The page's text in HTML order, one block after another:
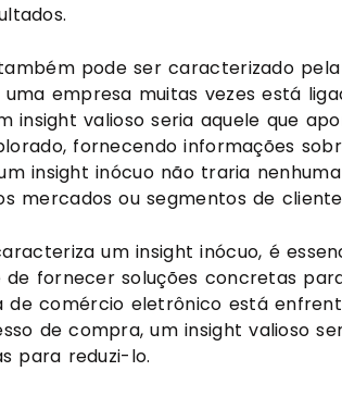
pode ser caracterizado
empresa muitas vezes está
insight valioso seria aquele que
fornecendo informações
insight inócuo não traria
mercados ou segmentos de
um insight inócuo, é
fornecer soluções concretas
de comércio eletrônico está
de compra, um insight valioso
para reduzi-lo.